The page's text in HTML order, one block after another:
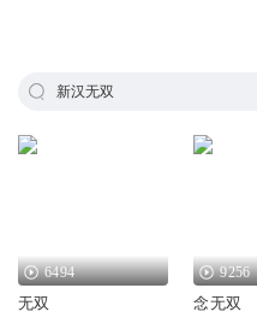
新汉无双
6494
无双
9256
念无双